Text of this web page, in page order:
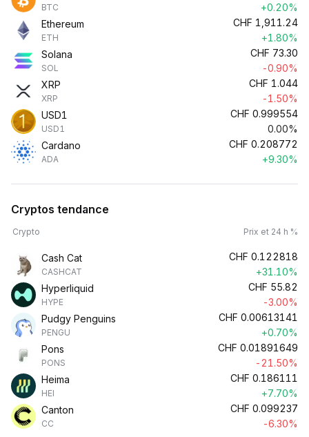
BTC
+0.20%
Ethereum
ETH
CHF 1,911.24
+1.80%
Solana
SOL
CHF 73.30
-0.90%
XRP
XRP
CHF 1.044
-1.50%
USD1
USD1
CHF 0.999554
0.00%
Cardano
ADA
CHF 0.208772
+9.30%
Cryptos tendance
Crypto Prix et 24 h %
Cash Cat
CASHCAT
CHF 0.122818
+31.10%
Hyperliquid
HYPE
CHF 55.82
-3.00%
Pudgy Penguins
PENGU
CHF 0.00613141
+0.70%
Pons
PONS
CHF 0.01891649
-21.50%
Heima
HEI
CHF 0.186111
+7.70%
Canton
CC
CHF 0.099237
-6.30%